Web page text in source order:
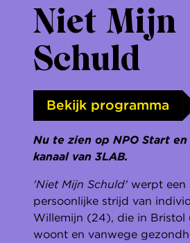
Niet Mijn
Schuld
Bekijk programma
Nu te zien op NPO Start en
kanaal van 3LAB.
'Niet Mijn Schuld' werpt
persoonlijke strijd van
Willemijn (24), die in Bristol
woont en vanwege